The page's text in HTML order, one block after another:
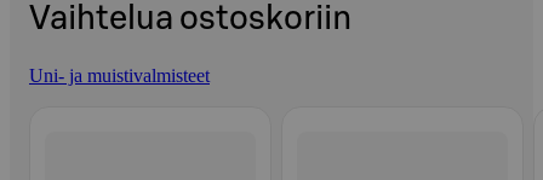
Vaihtelua ostoskoriin
Uni- ja muistivalmisteet